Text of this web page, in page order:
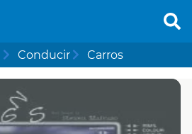
Conducir Carros